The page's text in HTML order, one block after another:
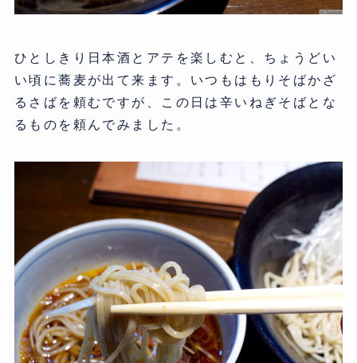
ひとしきり日本酒とアテを楽しむと、ちょうどい
い頃に蕎麦が出て来ます。いつもはもりそばかざ
るさばを頼むですが、この日は辛いねぎそばとな
るものを頼んでみました。